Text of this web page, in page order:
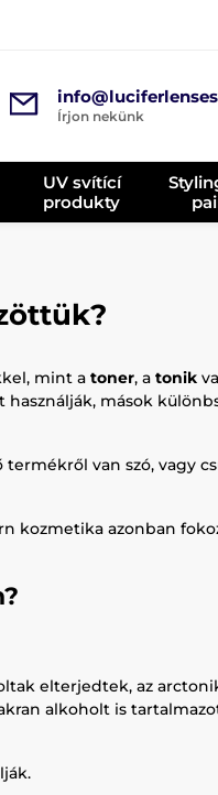
Írjon nekünk
UV svítící
produkty
mint a toner, a tonik
mások
van szó, vagy
kozmetika azonban
elterjedtek, az
alkoholt is